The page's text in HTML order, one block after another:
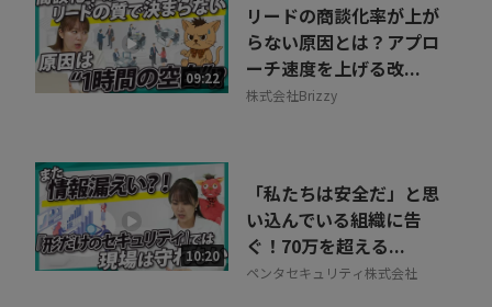
09:22
リードの商談化率が上が
らない原因とは？アプロ
ーチ速度を上げる改...
株式会社Brizzy
10:20
「私たちは安全だ」と思
い込んでいる組織に告
ぐ！70万を超える...
ペンタセキュリティ株式会社